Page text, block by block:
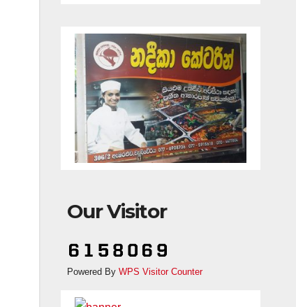
Our Visitor
Powered By WPS Visitor Counter